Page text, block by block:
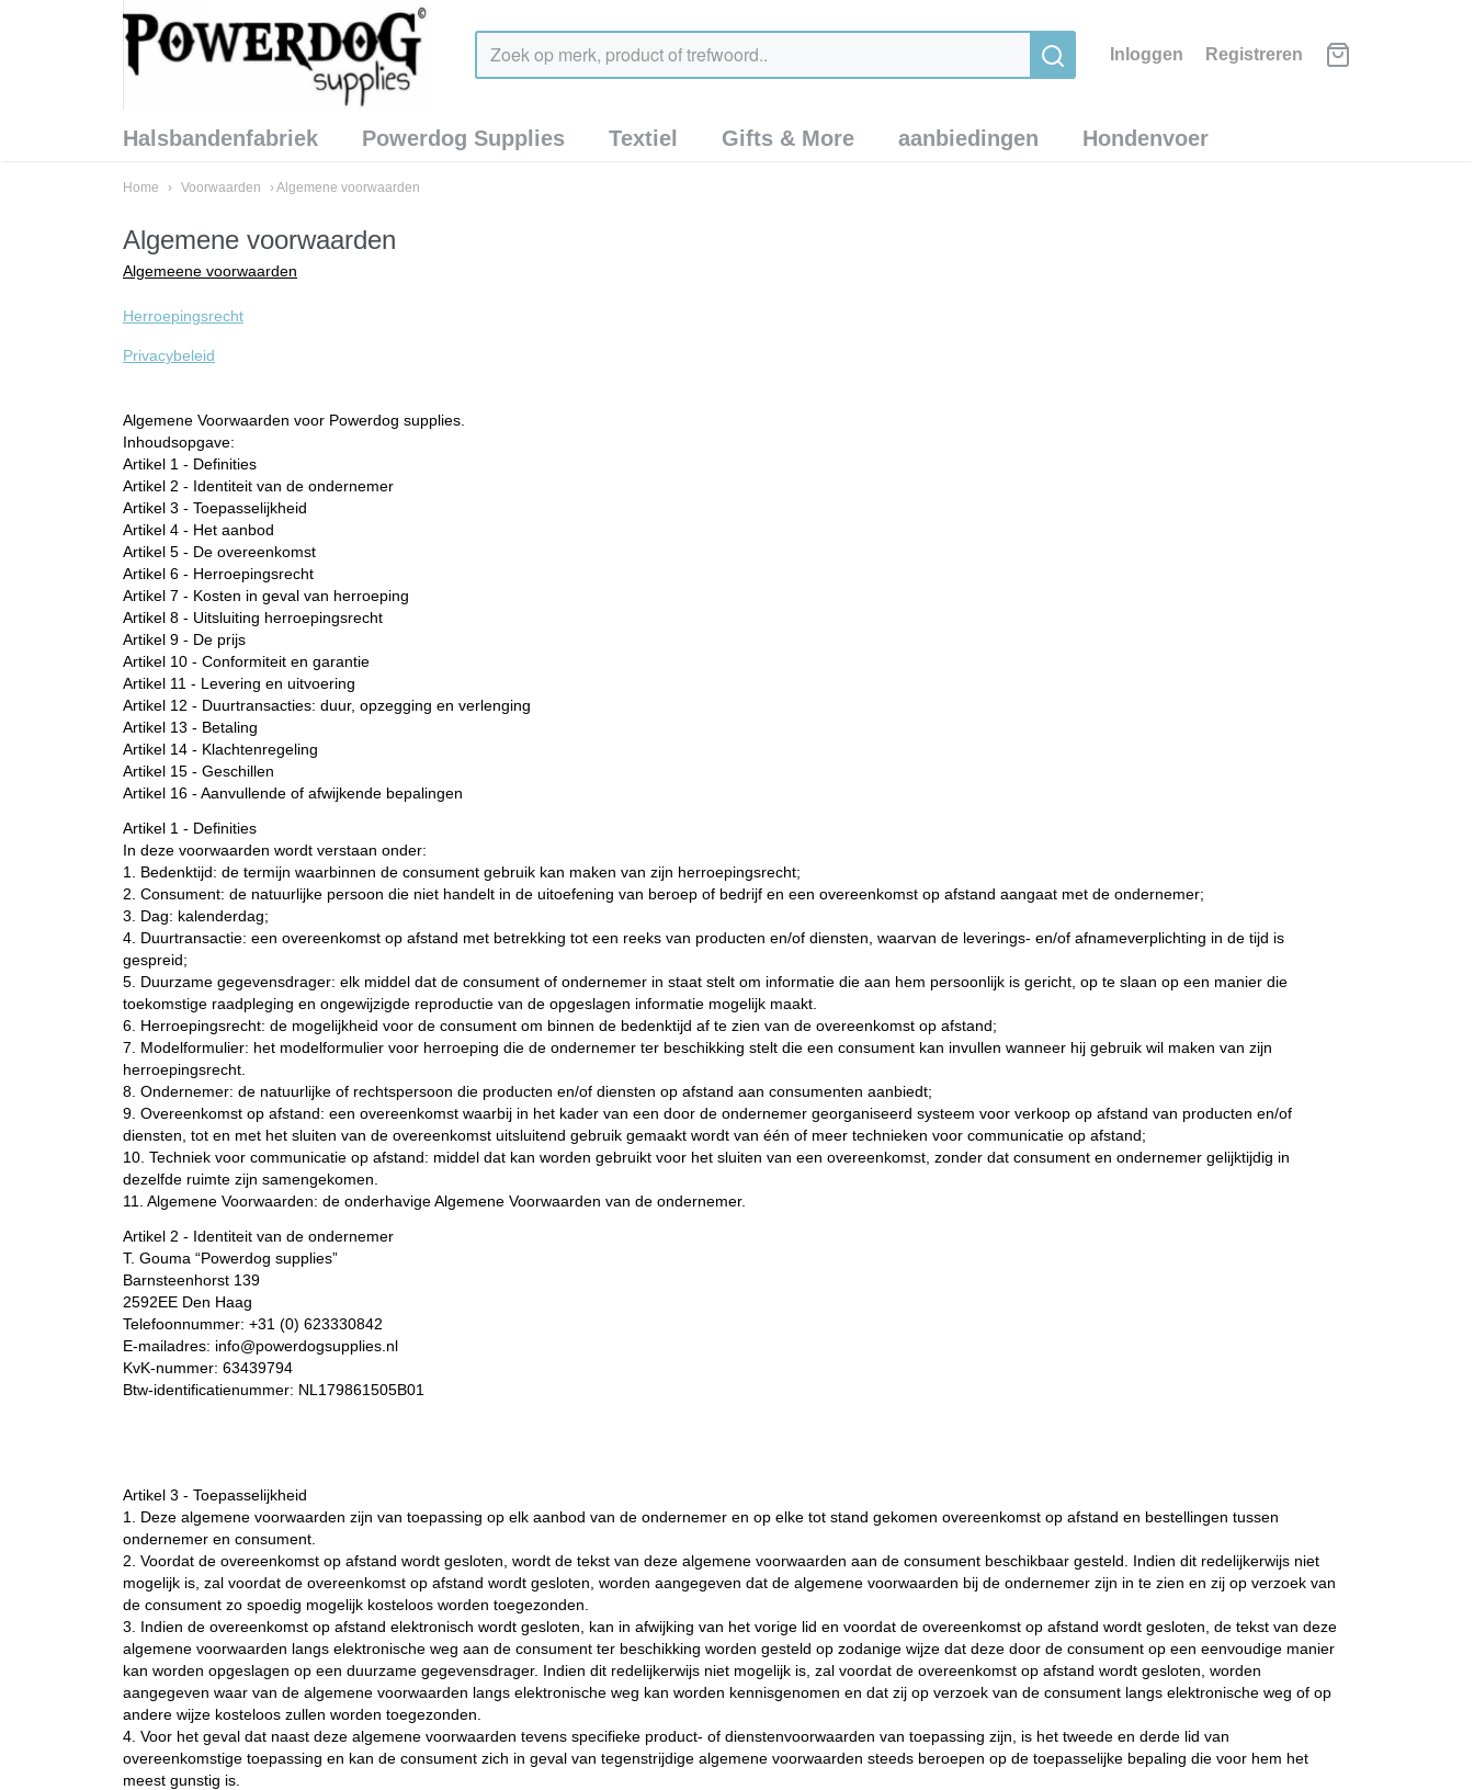
Inloggen Registreren
Halsbandenfabriek Powerdog Supplies Textiel Gifts & More aanbiedingen Hondenvoer
Home › Voorwaarden › Algemene voorwaarden
Algemene voorwaarden
Algemeene voorwaarden
Herroepingsrecht
Privacybeleid
Algemene Voorwaarden voor Powerdog supplies.
Inhoudsopgave:
Artikel 1 - Definities
Artikel 2 - Identiteit van de ondernemer
Artikel 3 - Toepasselijkheid
Artikel 4 - Het aanbod
Artikel 5 - De overeenkomst
Artikel 6 - Herroepingsrecht
Artikel 7 - Kosten in geval van herroeping
Artikel 8 - Uitsluiting herroepingsrecht
Artikel 9 - De prijs
Artikel 10 - Conformiteit en garantie
Artikel 11 - Levering en uitvoering
Artikel 12 - Duurtransacties: duur, opzegging en verlenging
Artikel 13 - Betaling
Artikel 14 - Klachtenregeling
Artikel 15 - Geschillen
Artikel 16 - Aanvullende of afwijkende bepalingen
Artikel 1 - Definities
In deze voorwaarden wordt verstaan onder:
1. Bedenktijd: de termijn waarbinnen de consument gebruik kan maken van zijn herroepingsrecht;
2. Consument: de natuurlijke persoon die niet handelt in de uitoefening van beroep of bedrijf en een overeenkomst op afstand aangaat met de ondernemer;
3. Dag: kalenderdag;
4. Duurtransactie: een overeenkomst op afstand met betrekking tot een reeks van producten en/of diensten, waarvan de leverings- en/of afnameverplichting in de tijd is
gespreid;
5. Duurzame gegevensdrager: elk middel dat de consument of ondernemer in staat stelt om informatie die aan hem persoonlijk is gericht, op te slaan op een manier die
toekomstige raadpleging en ongewijzigde reproductie van de opgeslagen informatie mogelijk maakt.
6. Herroepingsrecht: de mogelijkheid voor de consument om binnen de bedenktijd af te zien van de overeenkomst op afstand;
7. Modelformulier: het modelformulier voor herroeping die de ondernemer ter beschikking stelt die een consument kan invullen wanneer hij gebruik wil maken van zijn
herroepingsrecht.
8. Ondernemer: de natuurlijke of rechtspersoon die producten en/of diensten op afstand aan consumenten aanbiedt;
9. Overeenkomst op afstand: een overeenkomst waarbij in het kader van een door de ondernemer georganiseerd systeem voor verkoop op afstand van producten en/of
diensten, tot en met het sluiten van de overeenkomst uitsluitend gebruik gemaakt wordt van één of meer technieken voor communicatie op afstand;
10. Techniek voor communicatie op afstand: middel dat kan worden gebruikt voor het sluiten van een overeenkomst, zonder dat consument en ondernemer gelijktijdig in
dezelfde ruimte zijn samengekomen.
11. Algemene Voorwaarden: de onderhavige Algemene Voorwaarden van de ondernemer.
Artikel 2 - Identiteit van de ondernemer
T. Gouma “Powerdog supplies”
Barnsteenhorst 139
2592EE Den Haag
Telefoonnummer: +31 (0) 623330842
E-mailadres: info@powerdogsupplies.nl
KvK-nummer: 63439794
Btw-identificatienummer: NL179861505B01
Artikel 3 - Toepasselijkheid
1. Deze algemene voorwaarden zijn van toepassing op elk aanbod van de ondernemer en op elke tot stand gekomen overeenkomst op afstand en bestellingen tussen
ondernemer en consument.
2. Voordat de overeenkomst op afstand wordt gesloten, wordt de tekst van deze algemene voorwaarden aan de consument beschikbaar gesteld. Indien dit redelijkerwijs niet
mogelijk is, zal voordat de overeenkomst op afstand wordt gesloten, worden aangegeven dat de algemene voorwaarden bij de ondernemer zijn in te zien en zij op verzoek van
de consument zo spoedig mogelijk kosteloos worden toegezonden.
3. Indien de overeenkomst op afstand elektronisch wordt gesloten, kan in afwijking van het vorige lid en voordat de overeenkomst op afstand wordt gesloten, de tekst van deze
algemene voorwaarden langs elektronische weg aan de consument ter beschikking worden gesteld op zodanige wijze dat deze door de consument op een eenvoudige manier
kan worden opgeslagen op een duurzame gegevensdrager. Indien dit redelijkerwijs niet mogelijk is, zal voordat de overeenkomst op afstand wordt gesloten, worden
aangegeven waar van de algemene voorwaarden langs elektronische weg kan worden kennisgenomen en dat zij op verzoek van de consument langs elektronische weg of op
andere wijze kosteloos zullen worden toegezonden.
4. Voor het geval dat naast deze algemene voorwaarden tevens specifieke product- of dienstenvoorwaarden van toepassing zijn, is het tweede en derde lid van
overeenkomstige toepassing en kan de consument zich in geval van tegenstrijdige algemene voorwaarden steeds beroepen op de toepasselijke bepaling die voor hem het
meest gunstig is.